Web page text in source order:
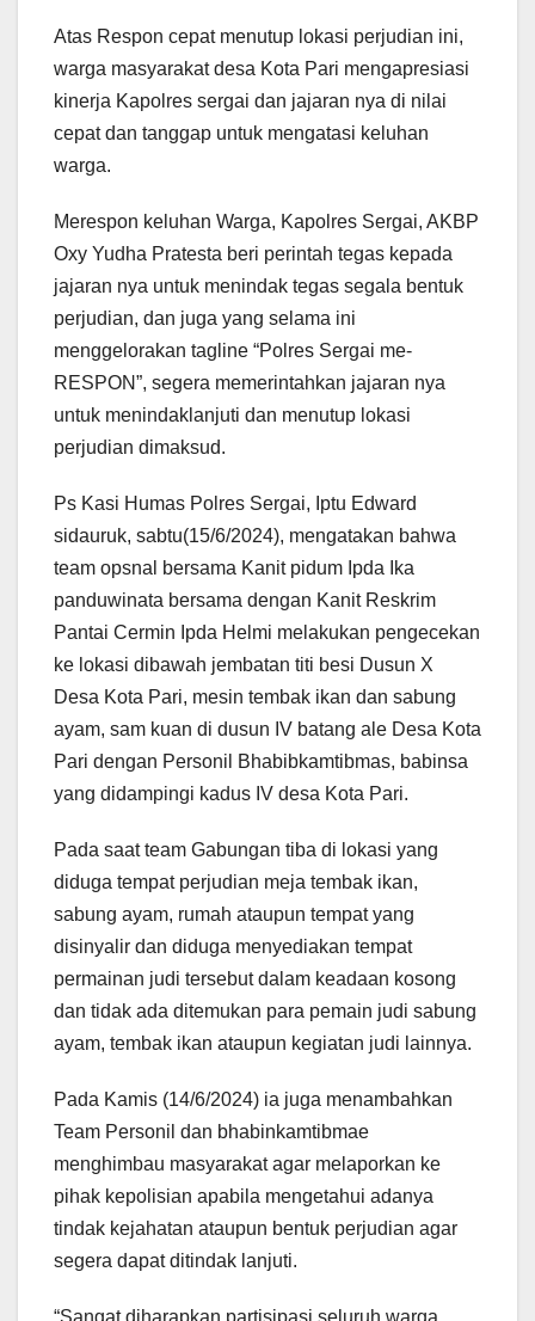
Atas Respon cepat menutup lokasi perjudian ini,
warga masyarakat desa Kota Pari mengapresiasi
kinerja Kapolres sergai dan jajaran nya di nilai
cepat dan tanggap untuk mengatasi keluhan
warga.
Merespon keluhan Warga, Kapolres Sergai, AKBP
Oxy Yudha Pratesta beri perintah tegas kepada
jajaran nya untuk menindak tegas segala bentuk
perjudian, dan juga yang selama ini
menggelorakan tagline “Polres Sergai me-
RESPON”, segera memerintahkan jajaran nya
untuk menindaklanjuti dan menutup lokasi
perjudian dimaksud.
Ps Kasi Humas Polres Sergai, Iptu Edward
sidauruk, sabtu(15/6/2024), mengatakan bahwa
team opsnal bersama Kanit pidum Ipda Ika
panduwinata bersama dengan Kanit Reskrim
Pantai Cermin Ipda Helmi melakukan pengecekan
ke lokasi dibawah jembatan titi besi Dusun X
Desa Kota Pari, mesin tembak ikan dan sabung
ayam, sam kuan di dusun IV batang ale Desa Kota
Pari dengan Personil Bhabibkamtibmas, babinsa
yang didampingi kadus IV desa Kota Pari.
Pada saat team Gabungan tiba di lokasi yang
diduga tempat perjudian meja tembak ikan,
sabung ayam, rumah ataupun tempat yang
disinyalir dan diduga menyediakan tempat
permainan judi tersebut dalam keadaan kosong
dan tidak ada ditemukan para pemain judi sabung
ayam, tembak ikan ataupun kegiatan judi lainnya.
Pada Kamis (14/6/2024) ia juga menambahkan
Team Personil dan bhabinkamtibmae
menghimbau masyarakat agar melaporkan ke
pihak kepolisian apabila mengetahui adanya
tindak kejahatan ataupun bentuk perjudian agar
segera dapat ditindak lanjuti.
“Sangat diharapkan partisipasi seluruh warga